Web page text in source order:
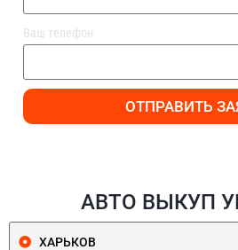
Ваш телефон
ОТПРАВИТЬ
АВТО ВЫКУП
ХАРЬКОВ